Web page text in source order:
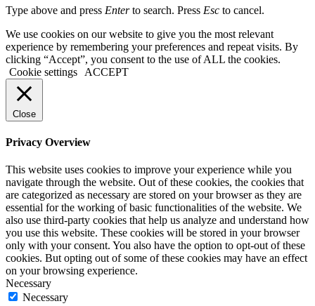
Type above and press Enterto search. Press Esc to cancel.
We use cookies on our website to give you the most relevant
experience by remembering your preferences and repeat visits. By
clicking “Accept”, you consent to the use of ALL the cookies.
Cookie settings
ACCEPT
Close
Privacy Overview
This website uses cookies to improve your experience while you
navigate through the website. Out of these cookies, the cookies that
are categorized as necessary are stored on your browser as they are
essential for the working of basic functionalities of the website. We
also use third-party cookies that help us analyze and understand how
you use this website. These cookies will be stored in your browser
only with your consent. You also have the option to opt-out of these
cookies. But opting out of some of these cookies may have an effect
on your browsing experience.
Necessary
Necessary